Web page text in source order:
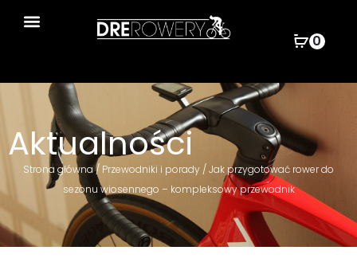
0
Aktualności
Strona główna/ Przewodniki i porady / Jak przygotować rower do
sezonu wiosennego – kompleksowy przewodnik